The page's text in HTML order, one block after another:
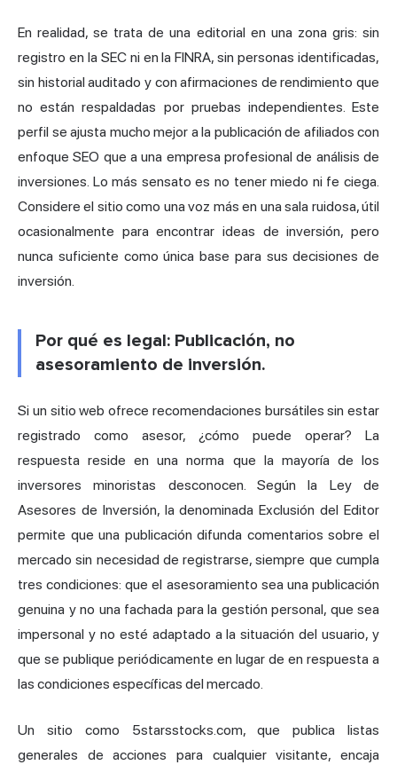
En realidad, se trata de una editorial en una zona gris: sin
registro en la SEC ni en la FINRA, sin personas identificadas,
sin historial auditado y con afirmaciones de rendimiento que
no están respaldadas por pruebas independientes. Este
perfil se ajusta mucho mejor a la publicación de afiliados con
enfoque SEO que a una empresa profesional de análisis de
inversiones. Lo más sensato es no tener miedo ni fe ciega.
Considere el sitio como una voz más en una sala ruidosa, útil
ocasionalmente para encontrar ideas de inversión, pero
nunca suficiente como única base para sus decisiones de
inversión.
Por qué es legal: Publicación, no
asesoramiento de inversión.
Si un sitio web ofrece recomendaciones bursátiles sin estar
registrado como asesor, ¿cómo puede operar? La
respuesta reside en una norma que la mayoría de los
inversores minoristas desconocen. Según la Ley de
Asesores de Inversión, la denominadaExclusión del Editor
permite que una publicación difunda comentarios sobre el
mercado sin necesidad de registrarse, siempre que cumpla
tres condiciones: que el asesoramiento sea una publicación
genuina y no una fachada para la gestión personal, que sea
impersonal y no esté adaptado a la situación del usuario, y
que se publique periódicamente en lugar de en respuesta a
las condiciones específicas del mercado.
Un sitio como 5starsstocks.com, que publica listas
generales de acciones para cualquier visitante, encaja